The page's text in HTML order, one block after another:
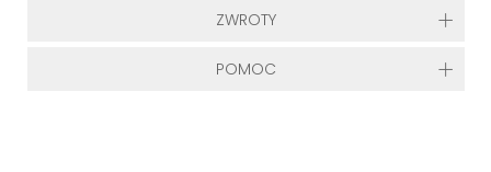
ZWROTY
POMOC